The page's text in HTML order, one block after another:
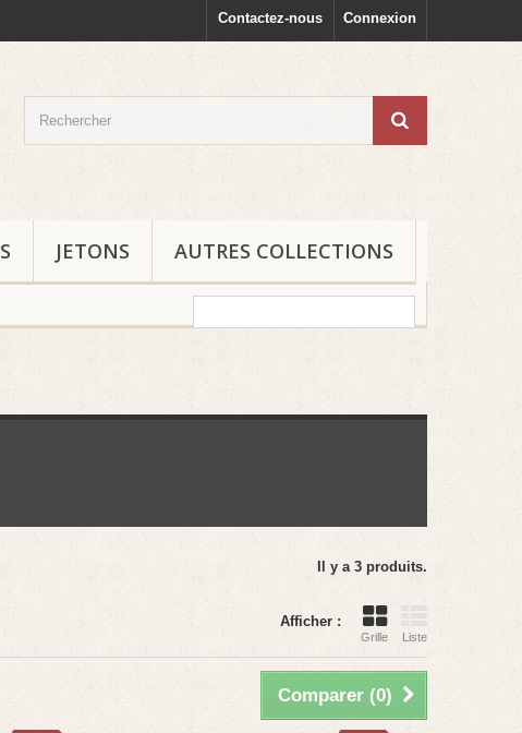
Connexion
Contactez-nous
JETONS AUTRES COLLECTIONS
Il y a 3 produits.
Afficher :
Grille Liste
Comparer (0)